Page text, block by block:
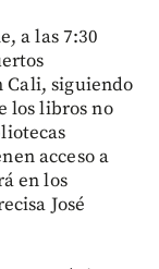
a las 7:30
Cali, siguiendo
los libros no
acceso a
en los
José